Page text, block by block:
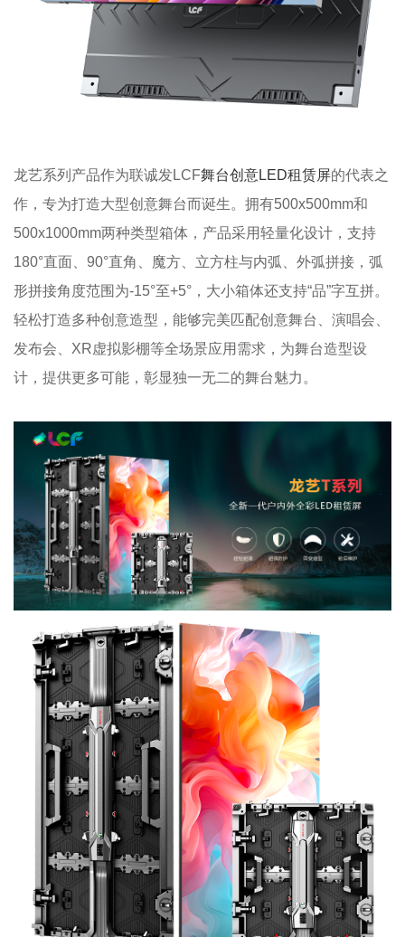
龙艺系列产品作为联诚发LCF舞台创意LED租赁屏的代表之
作，专为打造大型创意舞台而诞生。拥有500x500mm和
500x1000mm两种类型箱体，产品采用轻量化设计，支持
180°直面、90°直角、魔方、立方柱与内弧、外弧拼接，弧
形拼接角度范围为-15°至+5°，大小箱体还支持“品”字互拼。
轻松打造多种创意造型，能够完美匹配创意舞台、演唱会、
发布会、XR虚拟影棚等全场景应用需求，为舞台造型设
计，提供更多可能，彰显独一无二的舞台魅力。